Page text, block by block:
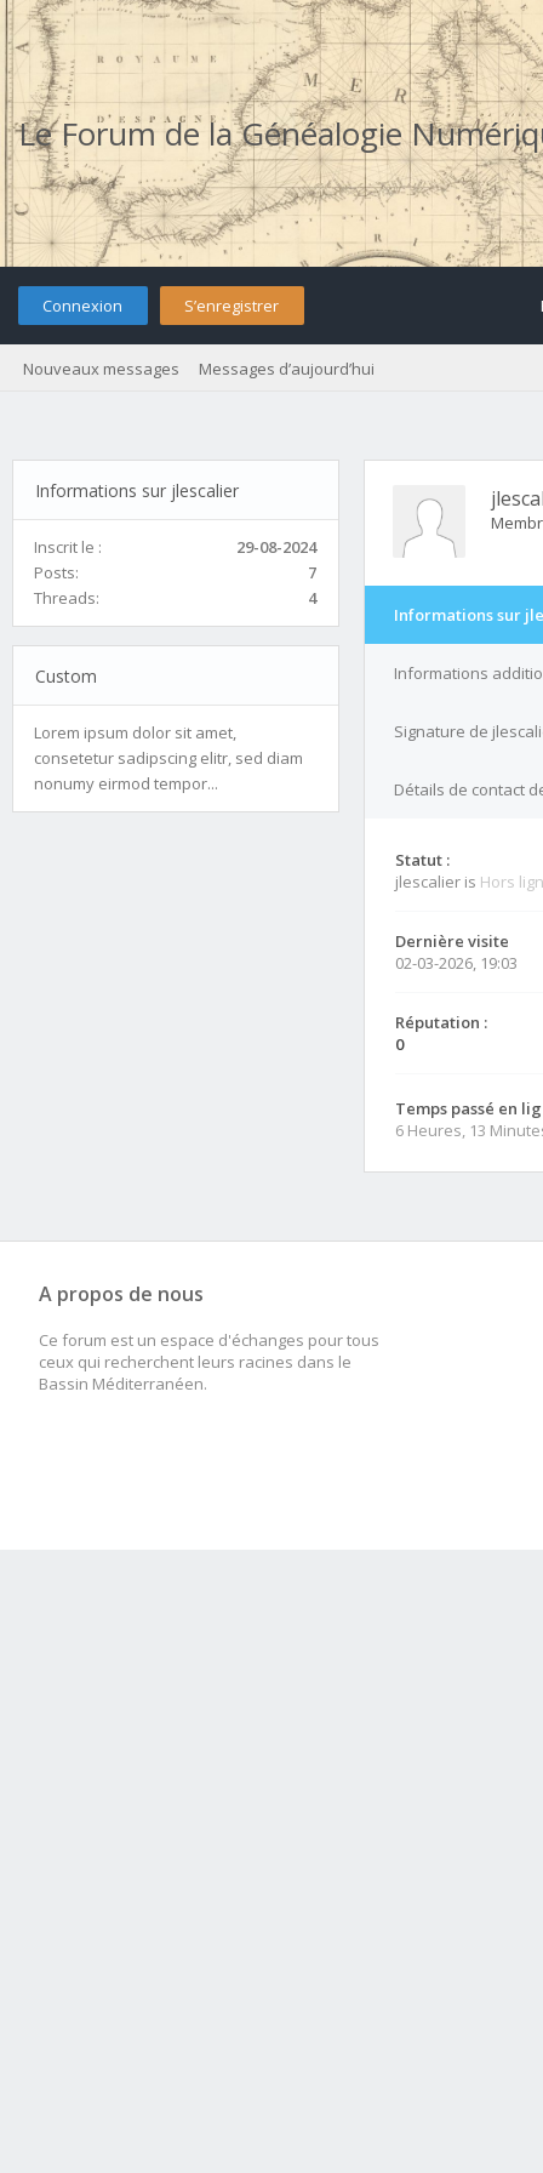
Le Forum de la Généalogie
Connexion S’enregistrer
Nouveaux messages Messages d’aujourd’hui
Informations sur jlescalier
Inscrit le :
29-08-2024
Posts:
7
Threads:
4
Custom
Lorem ipsum dolor sit amet,
consetetur sadipscing elitr, sed diam
nonumy eirmod tempor...
Informations sur
Informations
Signature de
Détails de contact
Statut :
jlescalier is Hors
Dernière visite
02-03-2026, 19:03
Réputation :
0
Temps passé en
6 Heures, 13
A propos de nous
Ce forum est un espace d'échanges pour tous
ceux qui recherchent leurs racines dans le
Bassin Méditerranéen.